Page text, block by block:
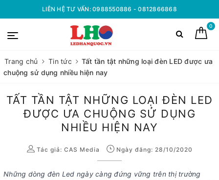
LIÊN HỆ TƯ VẤN: 0988550886 - 0812866868
0
Trang chủ Tin tức
Tất tần tật những loại đèn LED được ưa
chuộng sử dụng nhiều hiện nay
TẤT TẦN TẬT NHỮNG LOẠI ĐÈN LED
ĐƯỢC ƯA CHUỘNG SỬ DỤNG
NHIỀU HIỆN NAY
Tác giả: CAS Media Ngày đăng: 28/10/2020
Những dòng đèn Led ngày càng đứng vững trên thị trường